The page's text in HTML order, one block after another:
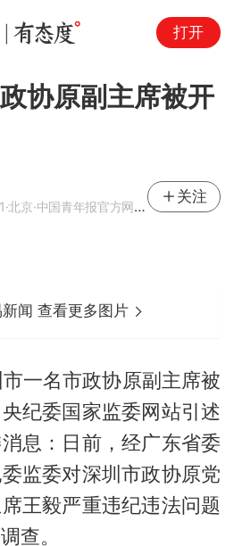
打开
协原副主席被开
·北京·中国青年报官方网易号
关注
闻 查看更多图片
一名市政协原副主席被
纪委国家监委网站引述
息：日前，经广东省委
监委对深圳市政协原党
王毅严重违纪违法问题
查。